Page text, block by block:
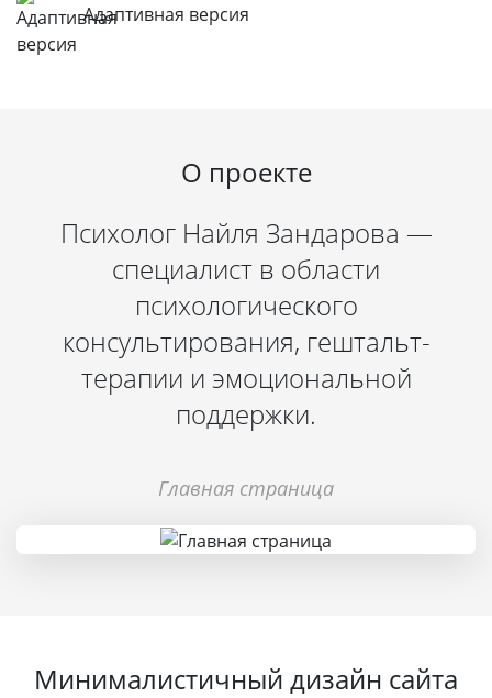
Адаптивная версия
О проекте
Психолог Найля Зандарова —
специалист в области
психологического
консультирования, гештальт-
терапии и эмоциональной
поддержки.
Главная страница
Минималистичный дизайн сайта